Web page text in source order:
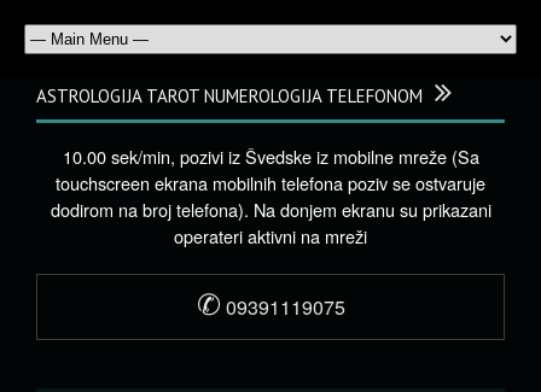
ASTROLOGIJA TAROT NUMEROLOGIJA TELEFONOM
10.00 sek/min, pozivi iz Švedske iz mobilne mreže (Sa
touchscreen ekrana mobilnih telefona poziv se ostvaruje
dodirom na broj telefona). Na donjem ekranu su prikazani
operateri aktivni na mreži
✆ 09391119075